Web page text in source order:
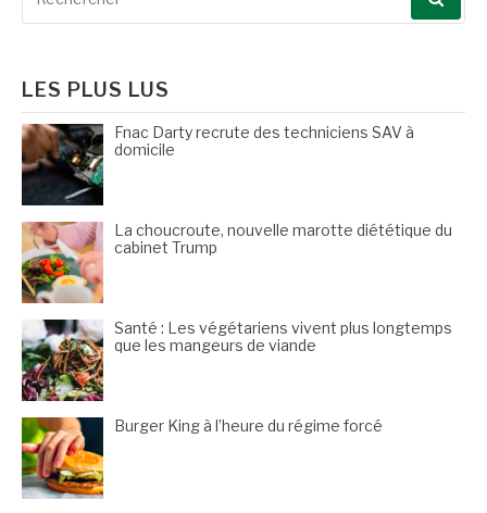
LES PLUS LUS
Fnac Darty recrute des techniciens SAV à
domicile
La choucroute, nouvelle marotte diététique du
cabinet Trump
Santé : Les végétariens vivent plus longtemps
que les mangeurs de viande
Burger King à l’heure du régime forcé